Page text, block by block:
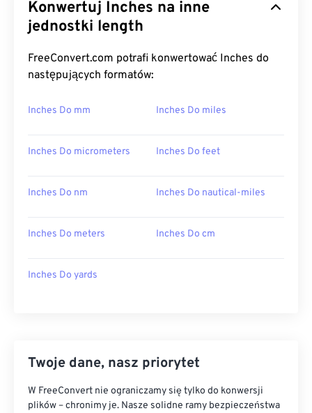
Konwertuj Inches na inne
jednostki length
FreeConvert.com potrafi konwertować Inches do
następujących formatów:
Inches Do mm Inches Do miles
Inches Do micrometers Inches Do feet
Inches Do nm Inches Do nautical-miles
Inches Do meters Inches Do cm
Inches Do yards
Twoje dane, nasz priorytet
W FreeConvert nie ograniczamy się tylko do konwersji
plików – chronimy je. Nasze solidne ramy bezpieczeństwa